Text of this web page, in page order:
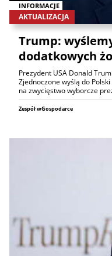
INFORMACJE
AKTUALIZACJA
Trump:
dodatkowych
Prezydent USA Donald
Zjednoczone wyślą do
na zwycięstwo wyborcze
Zespół wGospodarce